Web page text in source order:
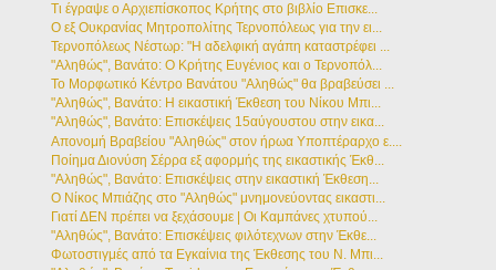
Τι έγραψε ο Αρχιεπίσκοπος Κρήτης στο βιβλίο Επισκε...
Ο εξ Ουκρανίας Μητροπολίτης Τερνοπόλεως για την ει...
Τερνοπόλεως Νέστωρ: "Η αδελφική αγάπη καταστρέφει ...
"Αληθώς", Βανάτο: Ο Κρήτης Ευγένιος και ο Τερνοπόλ...
Το Μορφωτικό Κέντρο Βανάτου "Αληθώς" θα βραβεύσει ...
"Αληθώς", Βανάτο: Η εικαστική Έκθεση του Νίκου Μπι...
"Αληθώς", Βανάτο: Επισκέψεις 15αύγουστου στην εικα...
Απονομή Βραβείου "Αληθώς" στον ήρωα Υποπτέραρχο ε....
Ποίημα Διονύση Σέρρα εξ αφορμής της εικαστικής Έκθ...
"Αληθώς", Βανάτο: Επισκέψεις στην εικαστική Έκθεση...
Ο Νίκος Μπιάζης στο "Αληθώς" μνημονεύοντας εικαστι...
Γιατί ΔΕΝ πρέπει να ξεχάσουμε | Οι Καμπάνες χτυπού...
"Αληθώς", Βανάτο: Επισκέψεις φιλότεχνων στην Έκθε...
Φωτοστιγμές από τα Εγκαίνια της Έκθεσης του Ν. Μπι...